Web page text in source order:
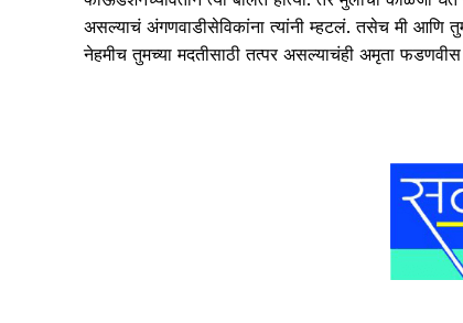
असल्याचं अंगणवाडीसेविकांना त्यांनी म्हटलं. तसेच मी आणि
नेहमीच तुमच्या मदतीसाठी तत्पर असल्याचंही अमृता फडणवीस